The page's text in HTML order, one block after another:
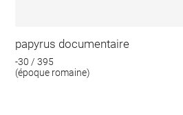
papyrus documentaire
-30 / 395
(époque romaine)